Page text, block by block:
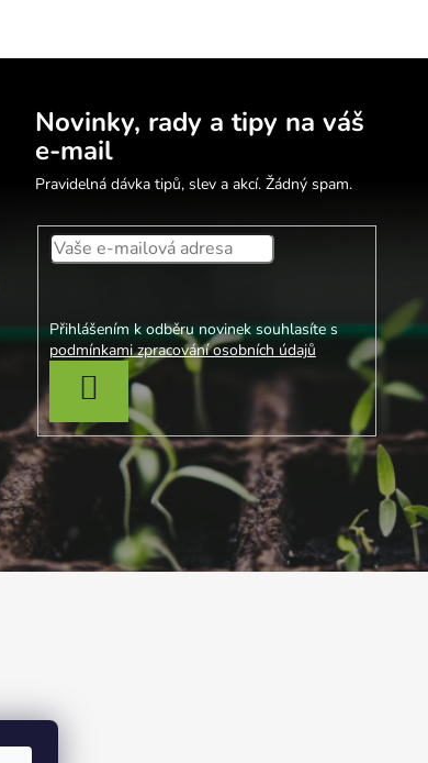
Novinky, rady a tipy na váš
e-mail
Pravidelná dávka tipů, slev a akcí. Žádný spam.
Přihlášením k odběru novinek souhlasíte s
podmínkami zpracování osobních údajů
PŘIHLÁSIT SE